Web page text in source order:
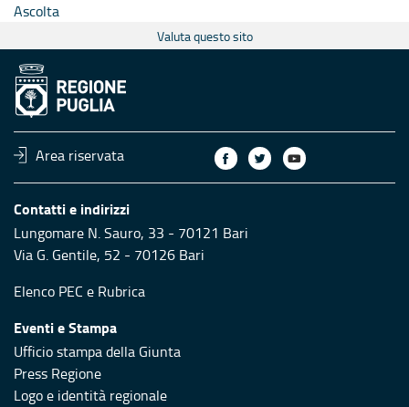
Ascolta
Valuta questo sito
Area riservata
Contatti e indirizzi
Lungomare N. Sauro, 33 - 70121 Bari
Via G. Gentile, 52 - 70126 Bari
Elenco PEC e Rubrica
Eventi e Stampa
Ufficio stampa della Giunta
Press Regione
Logo e identità regionale